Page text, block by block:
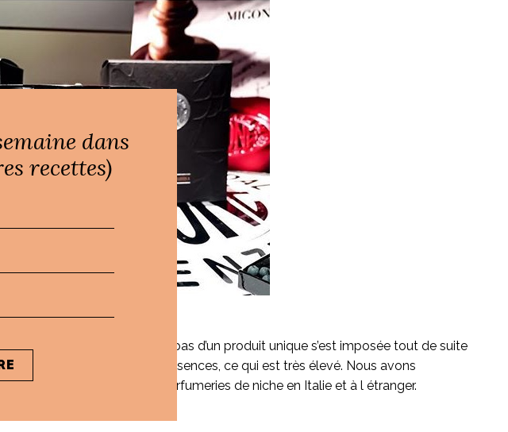
la genèse ?
L’idée d’une ligne et non pas d’un produit unique s’est imposée tout de suite
entre 12 et 16% d’essences, ce qui est très élevé. Nous avons
escient pour intégrer les parfumeries de niche en Italie et à l étranger.
dans
recettes)